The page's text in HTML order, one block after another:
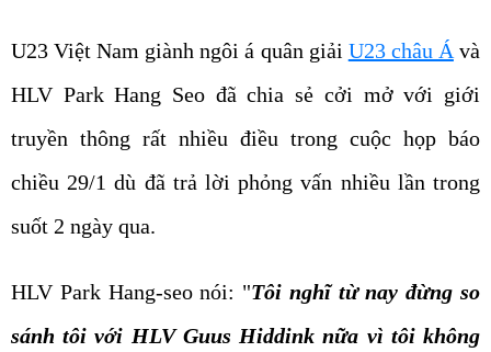
U23 Việt Nam giành ngôi á quân giải U23 châu Á và
HLV Park Hang Seo đã chia sẻ cởi mở với giới
truyền thông rất nhiều điều trong cuộc họp báo
chiều 29/1 dù đã trả lời phỏng vấn nhiều lần trong
suốt 2 ngày qua.
HLV Park Hang-seo nói: "Tôi nghĩ từ nay đừng so
sánh tôi với HLV Guus Hiddink nữa vì tôi không